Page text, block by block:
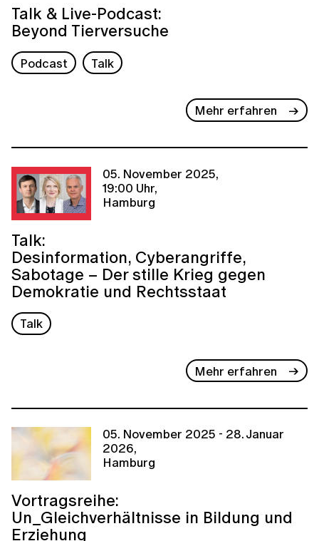
Talk & Live-Podcast:
Beyond Tierversuche
Podcast Talk
Mehr erfahren
05. November 2025,
19:00 Uhr,
Hamburg
Talk:
Desinformation, Cyberangriffe,
Sabotage – Der stille Krieg gegen
Demokratie und Rechtsstaat
Talk
Mehr erfahren
05. November 2025 - 28. Januar
2026,
Hamburg
Vortragsreihe:
Un_Gleichverhältnisse in Bildung und
Erziehung